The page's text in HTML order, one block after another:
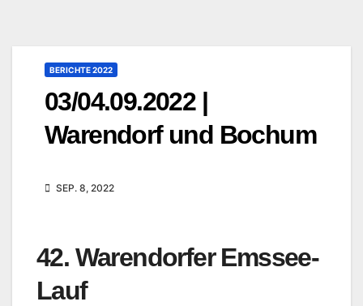
BERICHTE 2022
03/04.09.2022 |
Warendorf und Bochum
SEP. 8, 2022
42. Warendorfer Emssee-
Lauf